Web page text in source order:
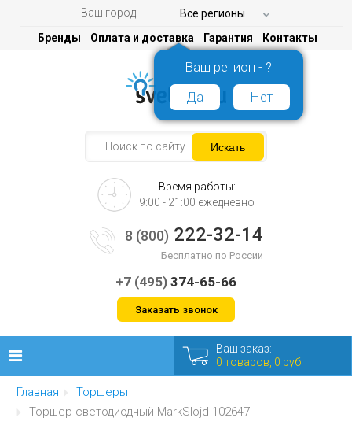
Ваш город: Все регионы
Ваш регион - ?
Да
Нет
Бренды Оплата и доставка Гарантия Контакты
Время работы:
9:00 - 21:00 ежедневно
8 (800) 222-32-14
Бесплатно по России
+7 (495) 374-65-66
Заказать звонок
Люстры
Ваш заказ:
0 товаров, 0 руб
Главная
Торшеры
Торшер светодиодный MarkSlojd 102647